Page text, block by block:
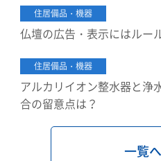
住居備品・機器
仏壇の広告・表示にはルー
住居備品・機器
アルカリイオン整水器と浄
合の留意点は？
一覧